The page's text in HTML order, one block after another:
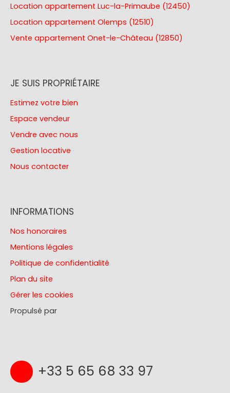
Location appartement Luc-la-Primaube (12450)
Location appartement Olemps (12510)
Vente appartement Onet-le-Château (12850)
JE SUIS PROPRIÉTAIRE
Estimez votre bien
Espace vendeur
Vendre avec nous
Gestion locative
Nous contacter
INFORMATIONS
Nos honoraires
Mentions légales
Politique de confidentialité
Plan du site
Gérer les cookies
Propulsé par
+33 5 65 68 33 97